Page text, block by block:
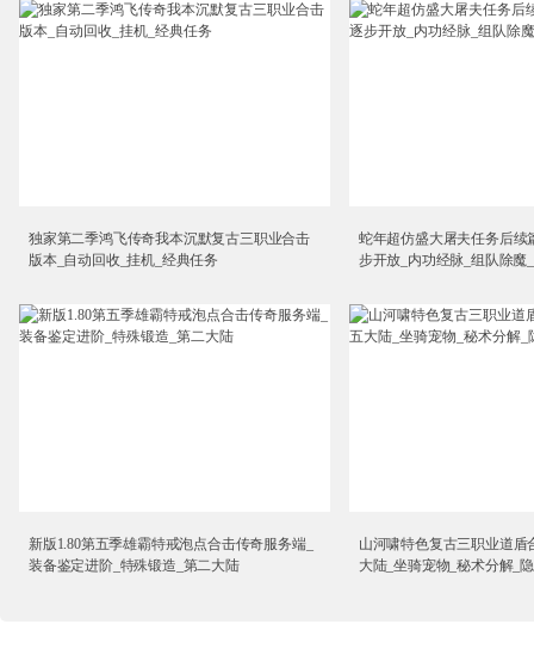
独家第二季鸿飞传奇我本沉默复古三职业合击
版本_自动回收_挂机_经典任务
蛇年超仿盛大屠夫任务后续
步开放_内功经脉_组队除魔
新版1.80第五季雄霸特戒泡点合击传奇服务端_
装备鉴定进阶_特殊锻造_第二大陆
山河啸特色复古三职业道盾
大陆_坐骑宠物_秘术分解_